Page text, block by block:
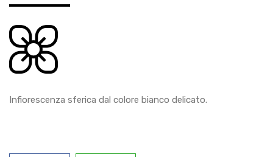
Infiorescenza sferica dal colore bianco delicato.